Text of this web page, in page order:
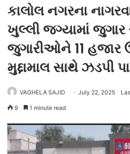
કાલોલ નગરના
ખુલ્લી જગ્યામાં જુગાર
જુગારીઓને 11 હજાર
મુદ્દામાલ સાથે ઝડપી
VAGHELA SAJID July 22, 2025
9 1 minute read